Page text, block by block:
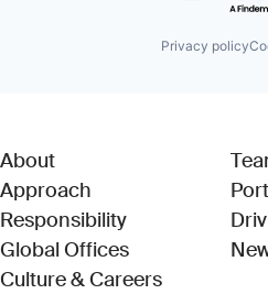
Privacy policy
About
Approach
Responsibility
Global Offices
Culture & Careers